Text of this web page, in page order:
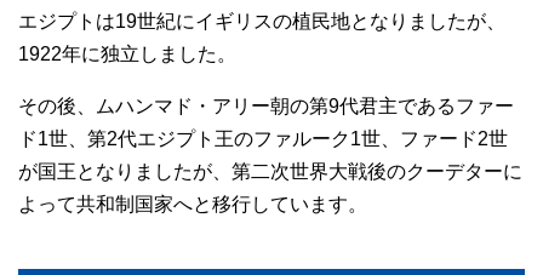
エジプトは19世紀にイギリスの植民地となりましたが、
1922年に独立しました。
その後、ムハンマド・アリー朝の第9代君主であるファー
ド1世、第2代エジプト王のファルーク1世、ファード2世
が国王となりましたが、第二次世界大戦後のクーデターに
よって共和制国家へと移行しています。